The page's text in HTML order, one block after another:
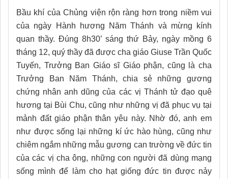
Bầu khí của Chủng viện rộn ràng hơn trong niềm vui
của ngày Hành hương Năm Thánh và mừng kính
quan thầy. Đúng 8h30’ sáng thứ Bảy, ngày mồng 6
tháng 12, quý thầy đã được cha giáo Giuse Trần Quốc
Tuyến, Trưởng Ban Giáo sĩ Giáo phận, cũng là cha
Trưởng Ban Năm Thánh, chia sẻ những gương
chứng nhân anh dũng của các vị Thánh tử đạo quê
hương tại Bùi Chu, cũng như những vị đã phục vụ tại
mảnh đất giáo phận thân yêu này. Nhờ đó, anh em
như được sống lại những kí ức hào hùng, cũng như
chiêm ngắm những mẫu gương can trường về đức tin
của các vị cha ông, những con người đã dùng mạng
sống mình để làm cho hạt giống đức tin được nảy